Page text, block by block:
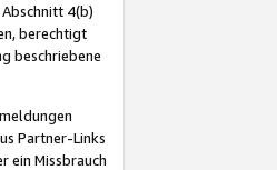
4(b)
berechtigt
beschriebene
Partner-Links
ein Missbrauch